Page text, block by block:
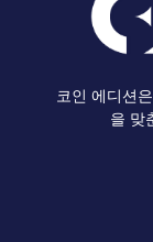
코인 에디션
을 맞